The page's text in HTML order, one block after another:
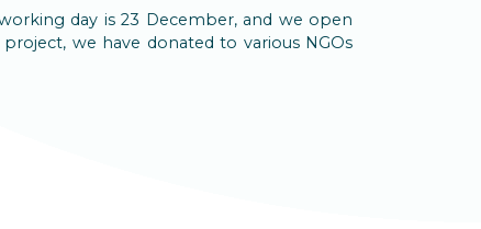
day is 23 December, and we open
we have donated to various NGOs